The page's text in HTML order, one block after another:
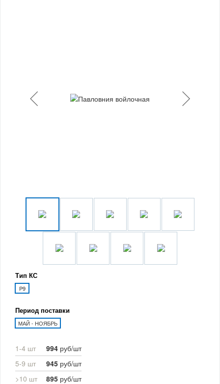
Тип КС
P9
Период поставки
МАЙ - НОЯБРЬ
1-4 шт 994 руб/шт
5-9 шт
945 руб/шт
>10 шт
895 руб/шт